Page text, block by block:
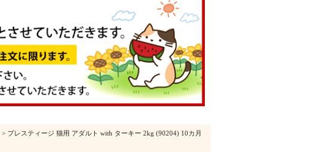
> プレスティージ 猫用 アダルト with ターキー 2kg (90204) 10カ月